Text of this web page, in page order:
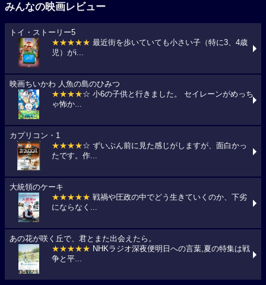
みんなの映画レビュー
トイ・ストーリー5
★★★★★ 最近街を歩いていても小さい子（特に3、4歳
児）がi...
映画ちいかわ 人魚の島のひみつ
★★★★☆ 小6の子供と行きました。 セイレーンがめっち
ゃ怖か...
カプリコン・1
★★★★☆ ずいぶん前に見た感じがしますが、面白かっ
たです。作...
大統領のケーキ
★★★★★ 戦禍や圧政の中でどう生きていくのか、下劣
にならなく...
あの花が咲く丘で、君とまた出会えたら。
★★★★★ NHKラジオ深夜便明日への言葉,夏の特集は戦
争と平...